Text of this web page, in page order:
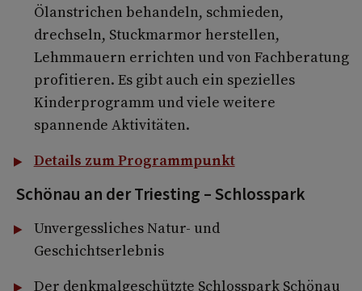
Ölanstrichen behandeln, schmieden,
drechseln, Stuckmarmor herstellen,
Lehmmauern errichten und von Fachberatung
profitieren. Es gibt auch ein spezielles
Kinderprogramm und viele weitere
spannende Aktivitäten.
Details zum Programmpunkt
Schönau an der Triesting – Schlosspark
Unvergessliches Natur- und
Geschichtserlebnis
Der denkmalgeschützte Schlosspark Schönau